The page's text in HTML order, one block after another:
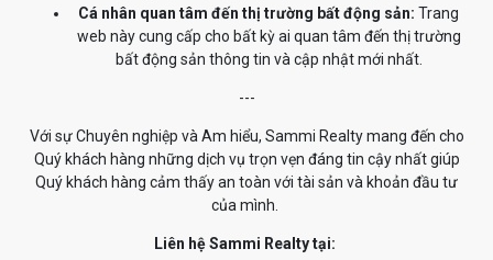
Cá nhân quan tâm đến thị trường bất động sản: Trang
web này cung cấp cho bất kỳ ai quan tâm đến thị trường
bất động sản thông tin và cập nhật mới nhất.
---
Với sự Chuyên nghiệp và Am hiểu, Sammi Realty mang đến cho
Quý khách hàng những dịch vụ trọn vẹn đáng tin cậy nhất giúp
Quý khách hàng cảm thấy an toàn với tài sản và khoản đầu tư
của mình.
Liên hệ Sammi Realty tại: